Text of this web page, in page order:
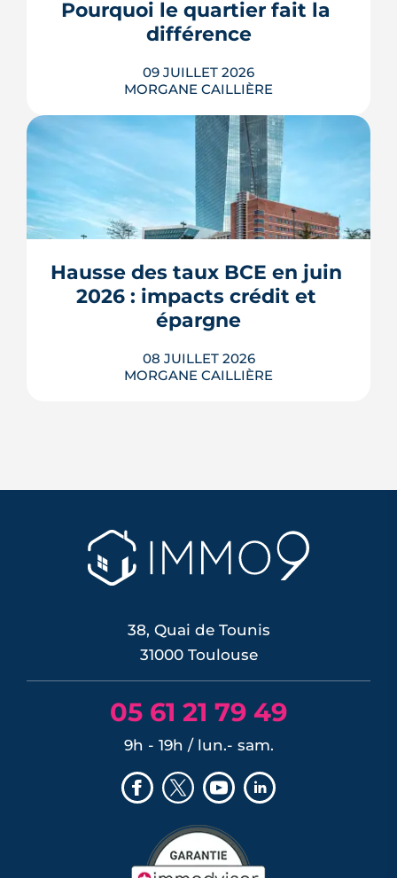
des marges de manœuvre.
LIRE L'ARTICLE
Pourquoi le quartier fait la
différence
09 JUILLET 2026
MORGANE CAILLIÈRE
À l'échelle de Toulouse, la température
nocturne peut varier de plusieurs
degrés d'un secteur à l'autre lors des
fortes chaleurs : Météo-France
pouvant atteindre 4 °C après une
journée d'été fortement ensoleillée.
Densité minérale, hauteur du bâti, v�...
LIRE L'ARTICLE
Hausse des taux BCE en juin
2026 : impacts crédit et
épargne
08 JUILLET 2026
MORGANE CAILLIÈRE
choc énergétique. L'effet sur les crédits
immobiliers reste limité à court terme,
les banques ayant anticipé la décision,
mais une ...
38, Quai de Tounis
31000 Toulouse
05 61 21 79 49
9h - 19h / lun.- sam.